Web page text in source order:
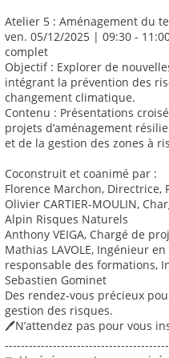
Atelier 5 : Aménagement du
ven. 05/12/2025 | 09:30 -
complet
Objectif : Explorer de
intégrant la prévention des
changement climatique.
Contenu : Présentations
projets d’aménagement
et de la gestion des zones à
Coconstruit et coanimé par :
Florence Marchon, Directrice,
Olivier CARTIER-MOULIN,
Alpin Risques Naturels
Anthony VEIGA, Chargé de
Mathias LAVOLE, Ingénieur
responsable des formations,
Sebastien Gominet
Des rendez-vous précieux
gestion des risques.
🖊️N’attendez pas pour vous